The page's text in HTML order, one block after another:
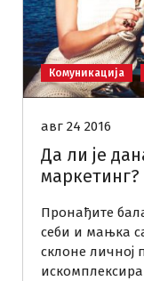
Комуникација
авг 24 2016
Да ли је
маркетинг?
Пронађите
себи и мањка
склоне личној